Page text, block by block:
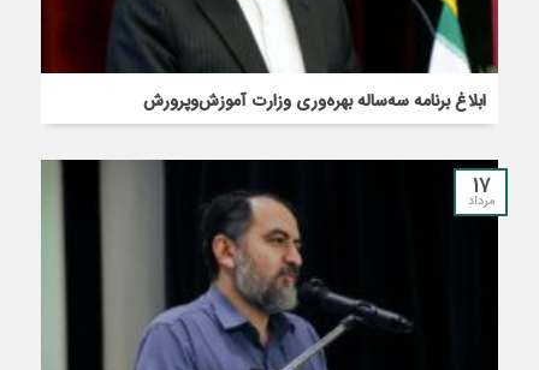
ابلاغ برنامه سه‌ساله بهره‌وری وزارت آموزش‌وپرورش
17
مرداد